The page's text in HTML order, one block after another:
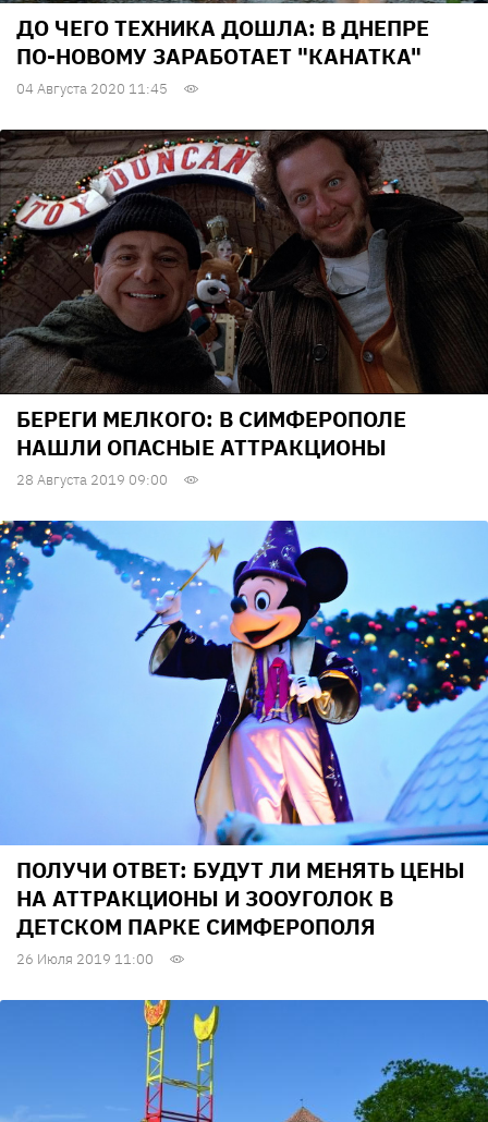
ДО ЧЕГО ТЕХНИКА ДОШЛА: В ДНЕПРЕ
ПО-НОВОМУ ЗАРАБОТАЕТ "КАНАТКА"
04 Августа 2020 11:45
БЕРЕГИ МЕЛКОГО: В СИМФЕРОПОЛЕ
НАШЛИ ОПАСНЫЕ АТТРАКЦИОНЫ
28 Августа 2019 09:00
ПОЛУЧИ ОТВЕТ: БУДУТ ЛИ МЕНЯТЬ ЦЕНЫ
НА АТТРАКЦИОНЫ И ЗООУГОЛОК В
ДЕТСКОМ ПАРКЕ СИМФЕРОПОЛЯ
26 Июля 2019 11:00